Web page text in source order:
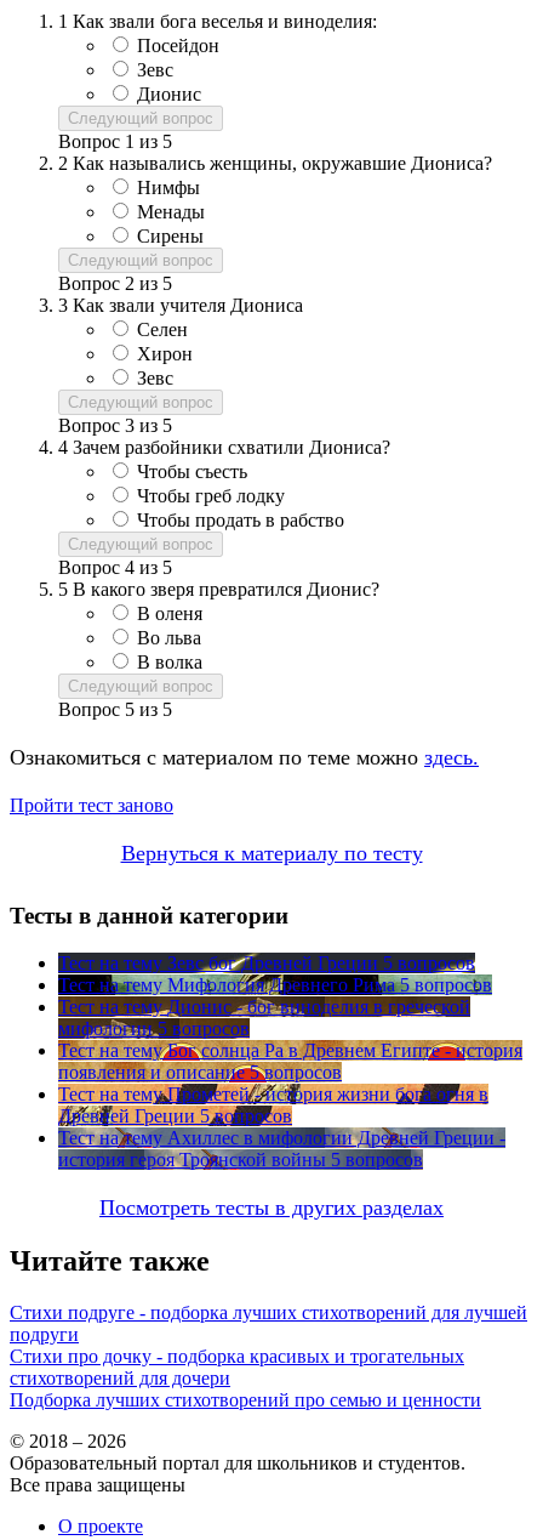
1 Как звали бога веселья и виноделия:
Посейдон
Зевс
Дионис
Следующий вопрос
Вопрос 1 из 5
2 Как назывались женщины, окружавшие Диониса?
Нимфы
Менады
Сирены
Следующий вопрос
Вопрос 2 из 5
3 Как звали учителя Диониса
Селен
Хирон
Зевс
Следующий вопрос
Вопрос 3 из 5
4 Зачем разбойники схватили Диониса?
Чтобы съесть
Чтобы греб лодку
Чтобы продать в рабство
Следующий вопрос
Вопрос 4 из 5
5 В какого зверя превратился Дионис?
В оленя
Во льва
В волка
Следующий вопрос
Вопрос 5 из 5
Ознакомиться с материалом по теме можно здесь.
Пройти тест заново
Вернуться к материалу по тесту
Тесты в данной категории
Тест на тему Зевс бог Древней Греции 5 вопросов
Тест на тему Мифология Древнего Рима 5 вопросов
Тест на тему Дионис - бог виноделия в греческой
мифологии 5 вопросов
Тест на тему Бог солнца Ра в Древнем Египте - история
появления и описание 5 вопросов
Тест на тему Прометей - история жизни бога огня в
Древней Греции 5 вопросов
Тест на тему Ахиллес в мифологии Древней Греции -
история героя Троянской войны 5 вопросов
Посмотреть тесты в других разделах
Читайте также
Стихи подруге - подборка лучших стихотворений для лучшей
подруги
Стихи про дочку - подборка красивых и трогательных
стихотворений для дочери
Подборка лучших стихотворений про семью и ценности
© 2018 – 2026
Образовательный портал для школьников и студентов.
Все права защищены
О проекте